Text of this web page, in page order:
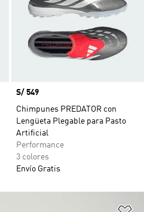
Precio
S/ 549
Chimpunes PREDATOR con
Lengüeta Plegable para Pasto
Artificial
Performance
3 colores
Envío Gratis